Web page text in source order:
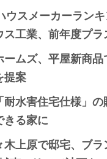
ウスメーカーラン
工業、前年度プ
ムズ、平屋新商
提案
水害住宅仕様」
きる家に
上原で邸宅、ブ